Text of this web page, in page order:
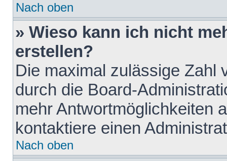
Nach oben
» Wieso kann ich nicht
erstellen?
Die maximal zulässige Zahl
durch die Board-
mehr Antwortmöglichkeiten
kontaktiere einen
Nach oben